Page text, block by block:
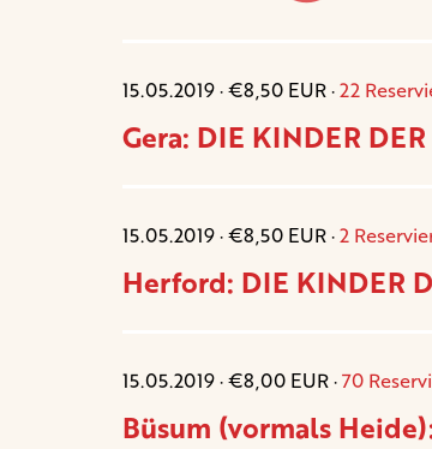
15.05.2019 · €8,50 EUR ·22
Gera: DIE KINDER
15.05.2019 · €8,50 EUR ·2
Herford: DIE KINDER
15.05.2019 · €8,00 EUR ·70
Büsum (vormals